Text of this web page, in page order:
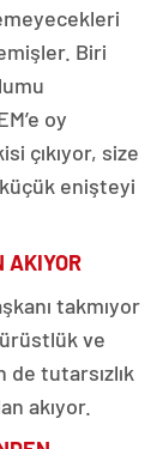
Biri
oy
çıkıyor, size
enişteyi
AKIYOR
takmıyor
ve
tutarsızlık
akıyor.